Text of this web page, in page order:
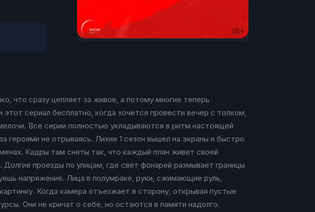
что сразу цепляет за живое, а потому многие теперь
сериал бесплатно, когда хочется провести вечер с толком,
Все серии полностью укладываются в ритм настоящей
не отрываясь. Лихие 1 сезон вышел на экраны и быстро
Кадры там сняты так, что каждый план живет своей
проезды по улицам, где свет фонарей размывает границы
напряжение. Лица в полумраке, руки, сжимающие руль,
Когда камера отъезжает в сторону, открывая пустые
Они не кричат о себе, но остаются в памяти надолго.